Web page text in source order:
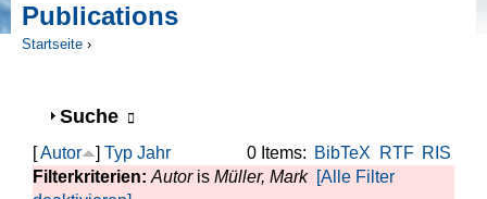
Publications
Startseite ›
Anzeigen
Suche
0 Items: BibTeX RTF RIS
[Autor ] Typ Jahr
Filterkriterien: Autoris Müller, Mark [Alle Filter